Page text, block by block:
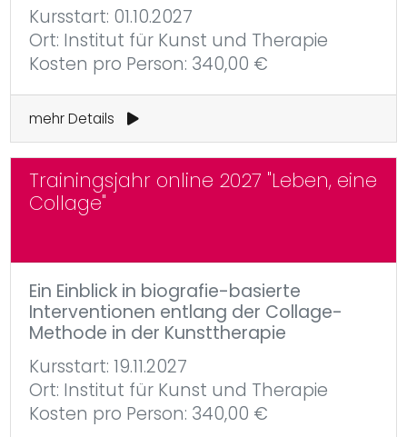
Kursstart: 01.10.2027
Ort: Institut für Kunst und Therapie
Kosten pro Person: 340,00 €
mehr Details
Trainingsjahr online 2027 "Leben, eine
Collage"
Ein Einblick in biografie-basierte
Interventionen entlang der Collage-
Methode in der Kunsttherapie
Kursstart: 19.11.2027
Ort: Institut für Kunst und Therapie
Kosten pro Person: 340,00 €